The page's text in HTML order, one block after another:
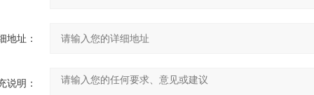
地址：
说明：